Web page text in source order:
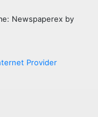
Newspaperex by
Provider